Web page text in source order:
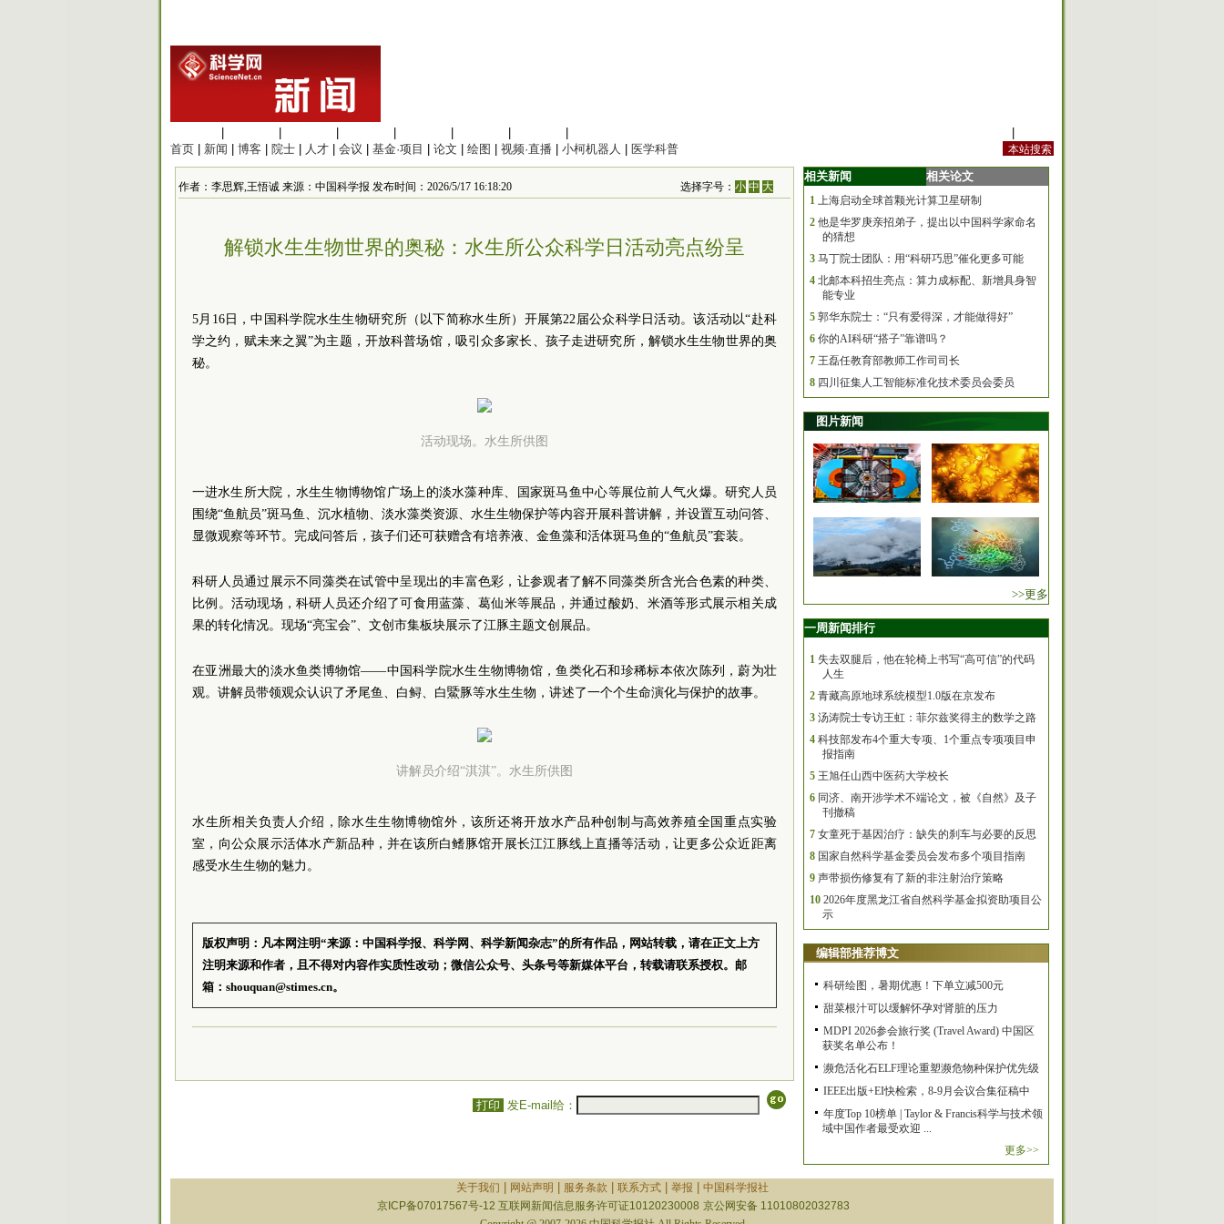
首页
新闻 博客 院士 人才 会议 基金·项目 论文 绘图 视频·直播 小柯机器人 医学科普
作者：李思辉,王悟诚 来源：中国科学报 发布时间：2026/5/17 16:18:20 选择字号：小 中 大
解锁水生生物世界的奥秘：水生所公众科学日活动亮点纷呈
5月16日，中国科学院水生生物研究所（以下简称水生所）开展第22届公众科学日活动。该活动以“赴科
学之约，赋未来之翼”为主题，开放科普场馆，吸引众多家长、孩子走进研究所，解锁水生生物世界的奥
秘。
活动现场。水生所供图
一进水生所大院，水生生物博物馆广场上的淡水藻种库、国家斑马鱼中心等展位前人气火爆。研究人员
围绕“鱼航员”斑马鱼、沉水植物、淡水藻类资源、水生生物保护等内容开展科普讲解，并设置互动问答、
显微观察等环节。完成问答后，孩子们还可获赠含有培养液、金鱼藻和活体斑马鱼的“鱼航员”套装。
科研人员通过展示不同藻类在试管中呈现出的丰富色彩，让参观者了解不同藻类所含光合色素的种类、
比例。活动现场，科研人员还介绍了可食用蓝藻、葛仙米等展品，并通过酸奶、米酒等形式展示相关成
果的转化情况。现场“亮宝会”、文创市集板块展示了江豚主题文创展品。
在亚洲最大的淡水鱼类博物馆——中国科学院水生生物博物馆 ，鱼类化石和珍稀标本依次陈列，蔚为壮
观。讲解员带领观众认识了矛尾鱼、白鲟、白鱀豚等水生生物，讲述了一个个生命演化与保护的故事。
讲解员介绍“淇淇”。水生所供图
水生所相关负责人介绍，除水生生物博物馆外，该所还将开放水产品种创制与高效养殖全国重点实验
室，向公众展示活体水产新品种，并在该所白鳍豚馆开展长江江豚线上直播等活动，让更多公众近距离
感受水生生物的魅力。
版权声明：凡本网注明“来源：中国科学报、科学网、科学新闻杂志”的所有作品，网站转载，请在正文上方
注明来源和作者，且不得对内容作实质性改动；微信公众号、头条号等新媒体平台，转载请联系授权。邮
箱：shouquan@stimes.cn。
打印 发E-mail给：
相关新闻 相关论文
1 上海启动全球首颗光计算卫星研制
2 他是华罗庚亲招弟子，提出以中国科学家命名
的猜想
3 马丁院士团队：用“科研巧思”催化更多可能
4 北邮本科招生亮点：算力成标配、新增具身智
能专业
5 郭华东院士：“只有爱得深，才能做得好”
6 你的AI科研“搭子”靠谱吗？
7 王磊任教育部教师工作司司长
8 四川征集人工智能标准化技术委员会委员
图片新闻
>>更多
一周新闻排行
1 失去双腿后，他在轮椅上书写“高可信”的代码
人生
2 青藏高原地球系统模型1.0版在京发布
3 汤涛院士专访王虹：菲尔兹奖得主的数学之路
4 科技部发布4个重大专项、1个重点专项项目申
报指南
5 王旭任山西中医药大学校长
6 同济、南开涉学术不端论文，被《自然》及子
刊撤稿
7 女童死于基因治疗：缺失的刹车与必要的反思
8 国家自然科学基金委员会发布多个项目指南
9 声带损伤修复有了新的非注射治疗策略
10 2026年度黑龙江省自然科学基金拟资助项目公
示
编辑部推荐博文
科研绘图，暑期优惠！下单立减500元
甜菜根汁可以缓解怀孕对肾脏的压力
MDPI 2026参会旅行奖 (Travel Award) 中国区
获奖名单公布！
濒危活化石ELF理论重塑濒危物种保护优先级
IEEE出版+EI快检索，8-9月会议合集征稿中
年度Top 10榜单 | Taylor & Francis科学与技术领
域中国作者最受欢迎 ...
更多>>
关于我们 网站声明 服务条款 联系方式| 举报
中国科学报社
京ICP备07017567号-12 互联网新闻信息服务许可证10120230008 京公网安备 11010802032783